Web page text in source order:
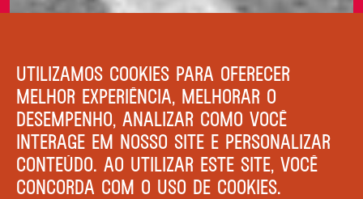
UTILIZAMOS COOKIES PARA OFERECER
MELHOR EXPERIÊNCIA, MELHORAR O
DESEMPENHO, ANALIZAR COMO VOCÊ
INTERAGE EM NOSSO SITE E PERSONALIZAR
CONTEÚDO. AO UTILIZAR ESTE SITE, VOCÊ
CONCORDA COM O USO DE COOKIES.